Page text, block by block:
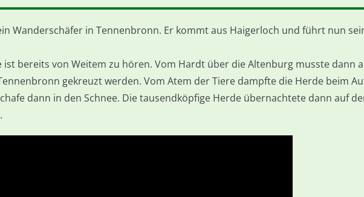
Wanderschäfer in Tennenbronn. Er kommt aus Haigerloch und führt nun
ist bereits von Weitem zu hören. Vom Hardt über die Altenburg musste dann
gekreuzt werden. Vom Atem der Tiere dampfte die Herde beim
dann in den Schnee. Die tausendköpfige Herde übernachtete dann auf